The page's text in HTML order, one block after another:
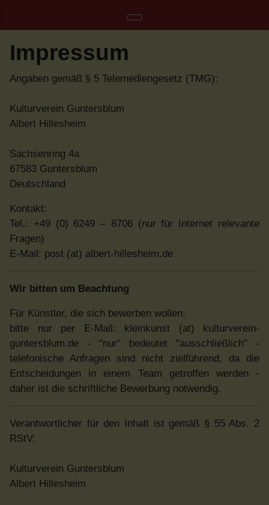
Impressum
Angaben gemäß § 5 Telemediengesetz (TMG):
Kulturverein Guntersblum
Albert Hillesheim
Sachsenring 4a
67583 Guntersblum
Deutschland
Kontakt:
Tel.: +49 (0) 6249 – 8706 (nur für Internet relevante
Fragen)
E-Mail: post (at) albert-hillesheim.de
Wir bitten um Beachtung
Für Künstler, die sich bewerben wollen:
bitte nur per E-Mail: kleinkunst (at) kulturverein-
guntersblum.de - "nur" bedeutet "ausschließlich" -
telefonische Anfragen sind nicht zielführend, da die
Entscheidungen in einem Team getroffen werden -
daher ist die schriftliche Bewerbung notwendig.
Verantwortlicher für den Inhalt ist gemäß § 55 Abs. 2
RStV:
Kulturverein Guntersblum
Albert Hillesheim